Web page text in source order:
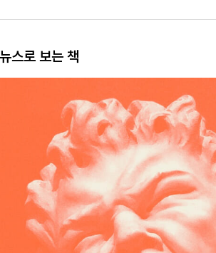
스로 보는 책